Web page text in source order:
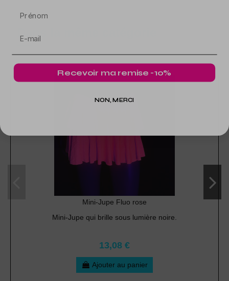
Dans la même catégorie
Mini-Jupe Fluo rose
Mini-Jupe qui brille sous lumière noire.
13,08 €
Ajouter au panier
Recevoir ma remise -10%
NON, MERCI